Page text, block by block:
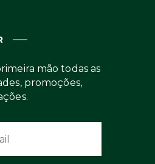
mão todas as
promoções,